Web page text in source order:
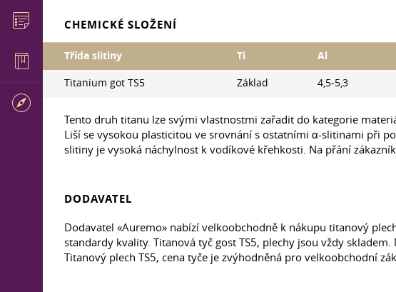
CHEMICKÉ SLOŽENÍ
Třída slitiny Ti Al
Titanium got TS5 Základ 4,5-5,3
Tento druh titanu lze svými vlastnostmi zařadit do kategorie
Liší se vysokou plasticitou ve srovnání s ostatními α-slitinami při
slitiny je vysoká náchylnost k vodíkové křehkosti. Na přání
DODAVATEL
Dodavatel «Auremo» nabízí velkoobchodně k nákupu titanový
standardy kvality. Titanová tyč gost TS5, plechy jsou vždy
Titanový plech TS5, cena tyče je zvýhodněná pro velkoobchodní